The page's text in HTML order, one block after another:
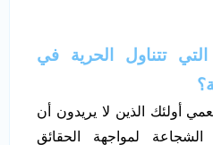
تتناول الحرية في
أولئك الذين لا يريدون أن
الشجاعة لمواجهة الحقائق